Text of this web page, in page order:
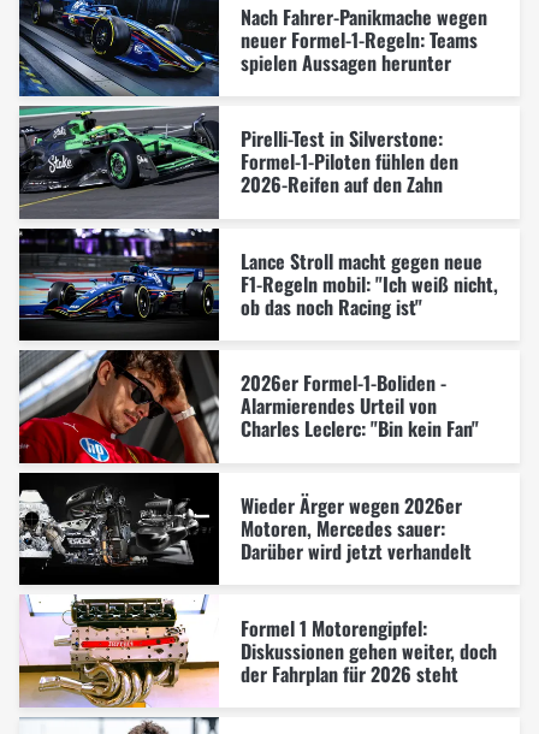
Nach Fahrer-Panikmache wegen
neuer Formel-1-Regeln: Teams
spielen Aussagen herunter
Pirelli-Test in Silverstone:
Formel-1-Piloten fühlen den
2026-Reifen auf den Zahn
Lance Stroll macht gegen neue
F1-Regeln mobil: "Ich weiß nicht,
ob das noch Racing ist"
2026er Formel-1-Boliden -
Alarmierendes Urteil von
Charles Leclerc: "Bin kein Fan"
Wieder Ärger wegen 2026er
Motoren, Mercedes sauer:
Darüber wird jetzt verhandelt
Formel 1 Motorengipfel:
Diskussionen gehen weiter, doch
der Fahrplan für 2026 steht